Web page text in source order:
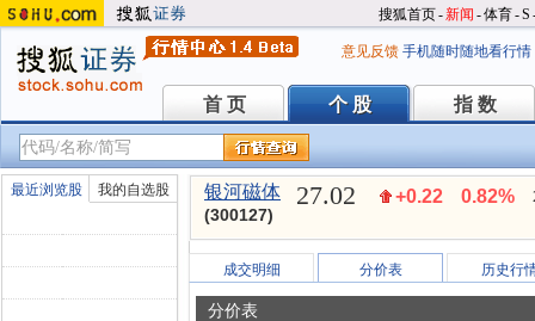
搜狐首页-新闻 -体育-S
意见反馈 手机随时随地看行情
首 页
首 页 个 股
个 股 指 数
指 数
最近浏览股 我的自选股 银河磁体
(300127)
27.02 +0.22 0.82%
成交明细 分价表 历史行
分价表